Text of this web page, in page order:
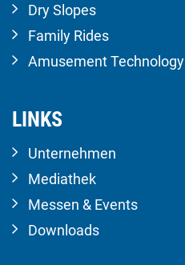
Dry Slopes
Family Rides
Amusement Technology
LINKS
Unternehmen
Mediathek
Messen & Events
Downloads